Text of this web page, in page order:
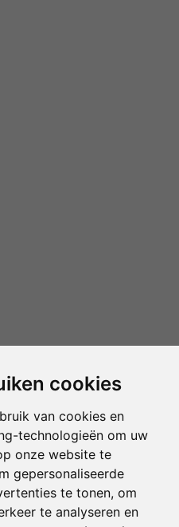
cookies
van cookies en
technologieën om uw
onze website te
gepersonaliseerde
te tonen, om
te analyseren en
cookies preferences
is ontwikkeld door AGN
u dealgemene voorwaarden